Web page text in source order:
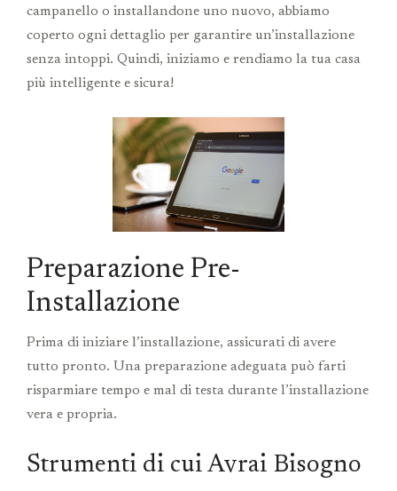
campanello o installandone uno nuovo, abbiamo
coperto ogni dettaglio per garantire un’installazione
senza intoppi. Quindi, iniziamo e rendiamo la tua casa
più intelligente e sicura!
Preparazione Pre-
Installazione
Prima di iniziare l’installazione, assicurati di avere
tutto pronto. Una preparazione adeguata può farti
risparmiare tempo e mal di testa durante l’installazione
vera e propria.
Strumenti di cui Avrai Bisogno